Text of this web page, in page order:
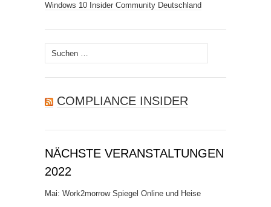
Windows 10 Insider Community Deutschland
Suchen
nach:
COMPLIANCE INSIDER
NÄCHSTE VERANSTALTUNGEN
2022
Mai: Work2morrow Spiegel Online und Heise